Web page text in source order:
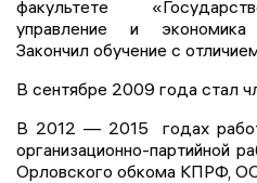
факультете
управление и экономика
Закончил обучение с
В сентябре 2009 года стал
В 2012 — 2015 годах
организационно-партийной
Орловского обкома КПРФ,